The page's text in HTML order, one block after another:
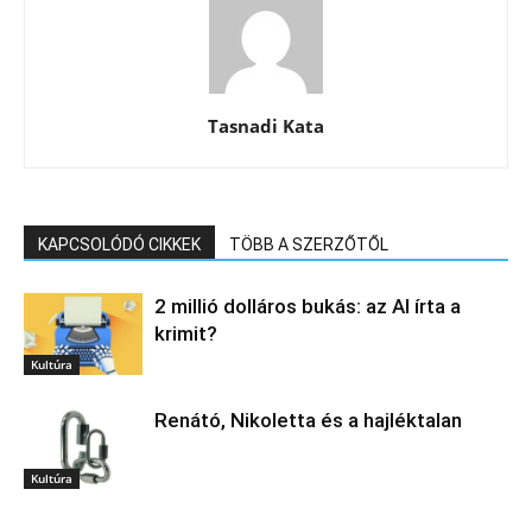
Tasnadi Kata
KAPCSOLÓDÓ CIKKEK TÖBB A SZERZŐTŐL
Kultúra
2 millió dolláros bukás: az AI írta a
krimit?
Kultúra
Renátó, Nikoletta és a hajléktalan